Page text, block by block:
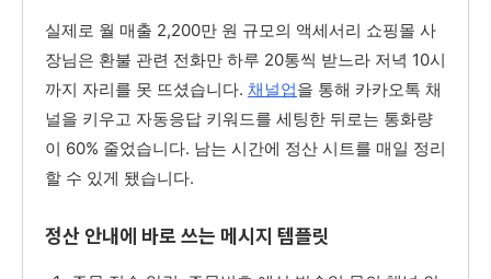
실제로 월 매출 2,200만 원 규모의 액세서리 쇼핑몰 사
장님은 환불 관련 전화만 하루 20통씩 받느라 저녁 10시
까지 자리를 못 뜨셨습니다. 채널업을 통해 카카오톡 채
널을 키우고 자동응답 키워드를 세팅한 뒤로는 통화량
이 60% 줄었습니다. 남는 시간에 정산 시트를 매일 정리
할 수 있게 됐습니다.
정산 안내에 바로 쓰는 메시지 템플릿